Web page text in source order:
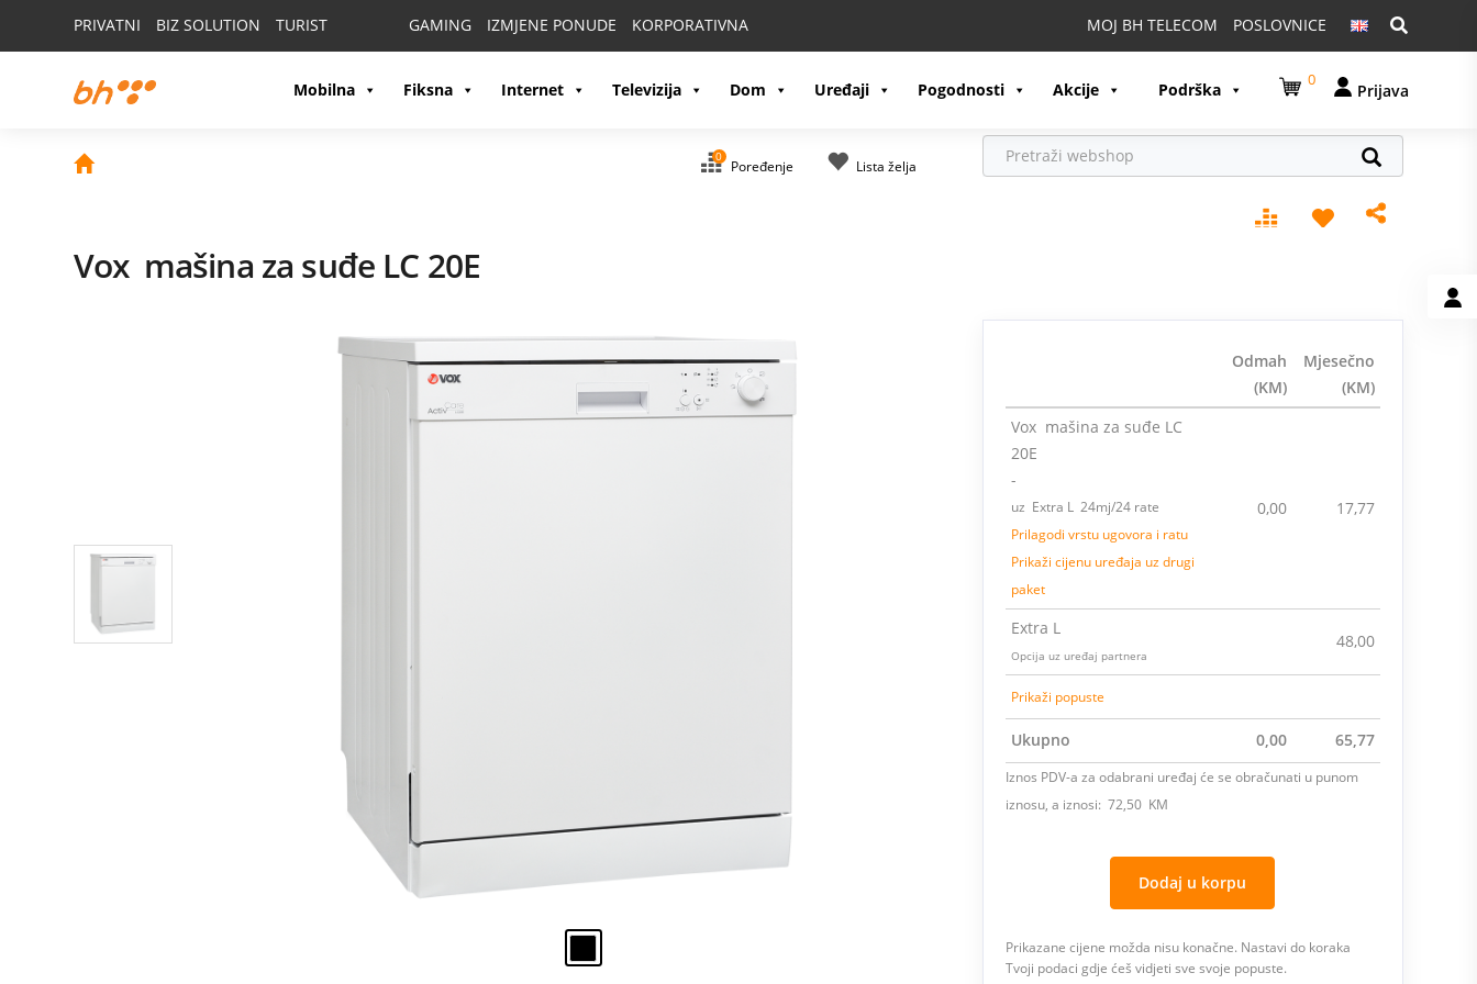
PRIVATNI BIZ SOLUTION TURIST GAMING IZMJENE PONUDE KORPORATIVNA Pretraga:
MOJ BH TELECOM POSLOVNICE
Mobilna Fiksna Internet Televizija Dom Uređaji Pogodnosti Akcije Podrška 0
Prijava
0
Poređenje Lista želja
Vox mašina za suđe LC 20E
Odmah
(KM)
Mjesečno
(KM)
Vox mašina za suđe LC
20E
-
uz Extra L 24mj/24 rate
Prilagodi vrstu ugovora i ratu
Prikaži cijenu uređaja uz drugi
paket
0,00 17,77
Extra L
Opcija uz uređaj partnera
48,00
Prikaži popuste
Ukupno 0,00 65,77
Iznos PDV-a za odabrani uređaj će se obračunati u punom
iznosu, a iznosi: 72,50 KM
Dodaj u korpu
Prikazane cijene možda nisu konačne. Nastavi do koraka
Tvoji podaci gdje ćeš vidjeti sve svoje popuste.